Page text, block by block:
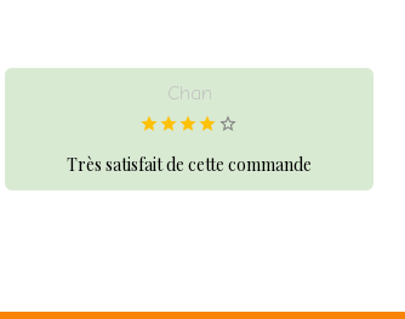
Chan
Très satisfait de cette commande